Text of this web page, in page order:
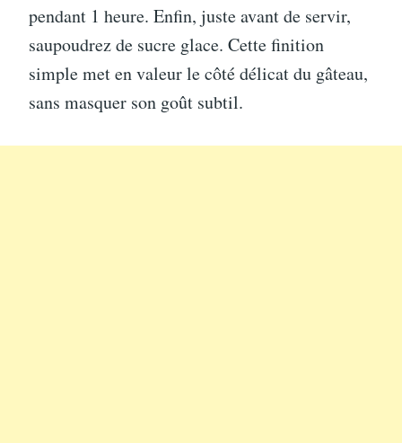
pendant 1 heure. Enfin, juste avant de servir,
saupoudrez de sucre glace. Cette finition
simple met en valeur le côté délicat du gâteau,
sans masquer son goût subtil.